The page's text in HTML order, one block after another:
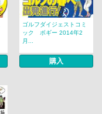
ゴルフダイジェストコミ
ック ボギー 2014年2
月...
購入